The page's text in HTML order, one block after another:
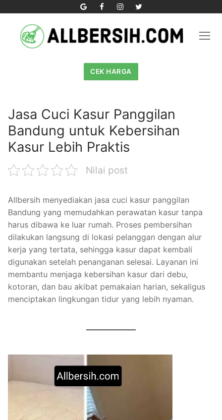
content
CEK HARGA
Jasa Cuci Kasur Panggilan
Bandung untuk Kebersihan
Kasur Lebih Praktis
Nilai post
Allbersih menyediakan jasa cuci kasur panggilan
Bandung yang memudahkan perawatan kasur tanpa
harus dibawa ke luar rumah. Proses pembersihan
dilakukan langsung di lokasi pelanggan dengan alur
kerja yang tertata, sehingga kasur dapat kembali
digunakan setelah penanganan selesai. Layanan ini
membantu menjaga kebersihan kasur dari debu,
kotoran, dan bau akibat pemakaian harian, sekaligus
menciptakan lingkungan tidur yang lebih nyaman.